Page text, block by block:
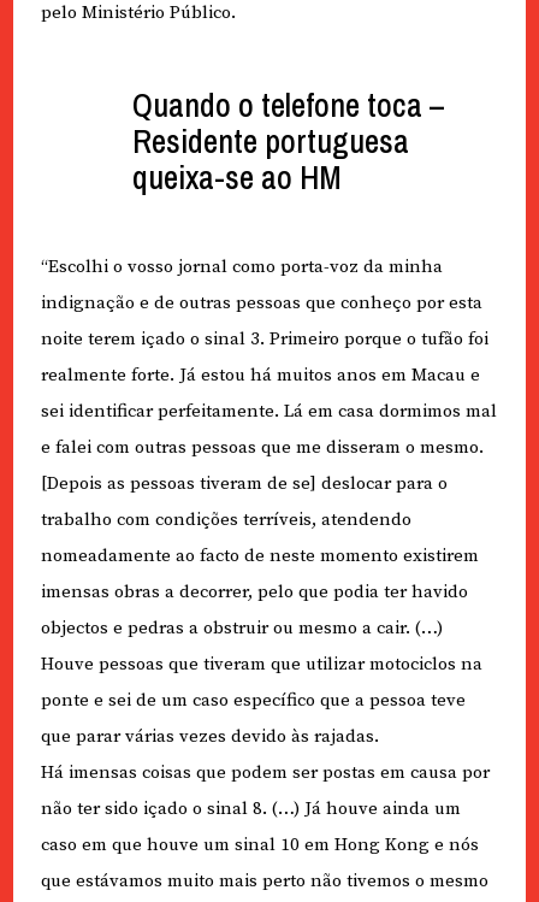
pelo Ministério Público.
Quando o telefone toca –
Residente portuguesa
queixa-se ao HM
“Escolhi o vosso jornal como porta-voz da minha
indignação e de outras pessoas que conheço por esta
noite terem içado o sinal 3. Primeiro porque o tufão foi
realmente forte. Já estou há muitos anos em Macau e
sei identificar perfeitamente. Lá em casa dormimos mal
e falei com outras pessoas que me disseram o mesmo.
[Depois as pessoas tiveram de se] deslocar para o
trabalho com condições terríveis, atendendo
nomeadamente ao facto de neste momento existirem
imensas obras a decorrer, pelo que podia ter havido
objectos e pedras a obstruir ou mesmo a cair. (…)
Houve pessoas que tiveram que utilizar motociclos na
ponte e sei de um caso específico que a pessoa teve
que parar várias vezes devido às rajadas.
Há imensas coisas que podem ser postas em causa por
não ter sido içado o sinal 8. (…) Já houve ainda um
caso em que houve um sinal 10 em Hong Kong e nós
que estávamos muito mais perto não tivemos o mesmo